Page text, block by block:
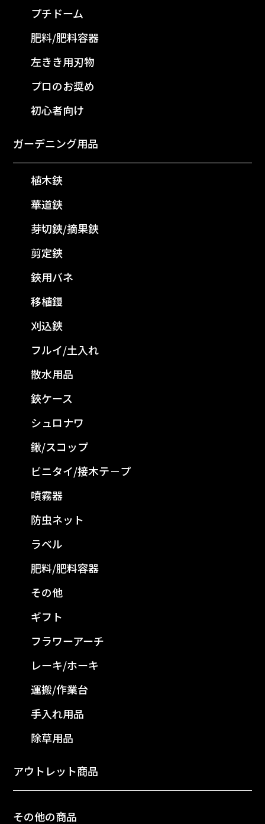
プチドーム
肥料/肥料容器
左きき用刃物
プロのお奨め
初心者向け
ガーデニング用品
植木鋏
華道鋏
芽切鋏/摘果鋏
剪定鋏
鋏用バネ
移植鏝
刈込鋏
フルイ/土入れ
散水用品
鋏ケース
シュロナワ
鍬/スコップ
ビニタイ/接木テ－プ
噴霧器
防虫ネット
ラベル
肥料/肥料容器
その他
ギフト
フラワーアーチ
レーキ/ホーキ
運搬/作業台
手入れ用品
除草用品
アウトレット商品
その他の商品